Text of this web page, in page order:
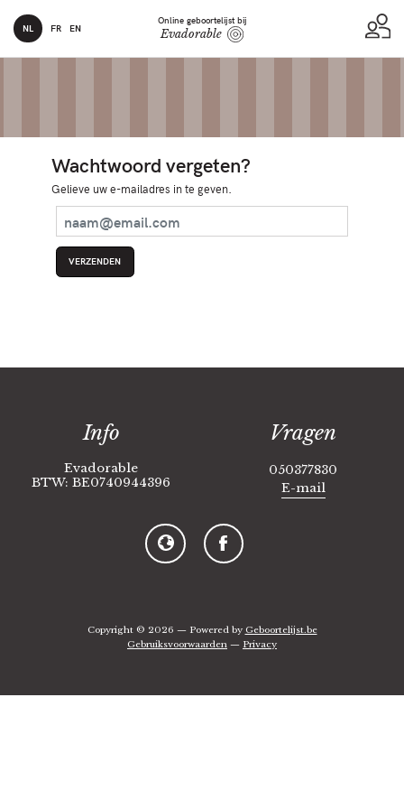
NL FR EN
Online geboortelijst bij
Evadorable
Wachtwoord vergeten?
Gelieve uw e-mailadres in te geven.
Info
Evadorable
BTW: BE0740944396
Vragen
050377830
E-mail
Copyright © 2026 — Powered by Geboortelijst.be
Gebruiksvoorwaarden — Privacy